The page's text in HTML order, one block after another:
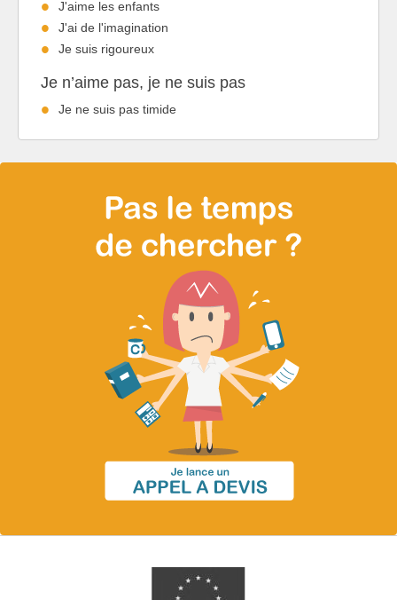
J'aime les enfants
J'ai de l'imagination
Je suis rigoureux
Je n’aime pas, je ne suis pas
Je ne suis pas timide